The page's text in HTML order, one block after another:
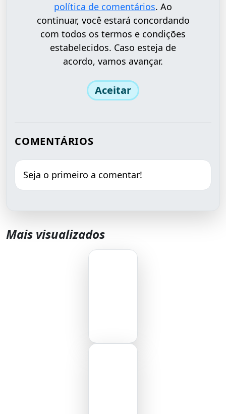
política de comentários. Ao
continuar, você estará concordando
com todos os termos e condições
estabelecidos. Caso esteja de
acordo, vamos avançar.
Aceitar
COMENTÁRIOS
Seja o primeiro a comentar!
Mais visualizados